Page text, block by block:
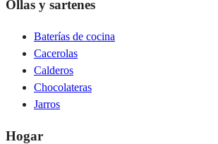
Ollas y sartenes
Baterías de cocina
Cacerolas
Calderos
Chocolateras
Jarros
Hogar